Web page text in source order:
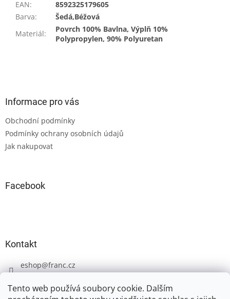
Tento web používá soubory cookie. Dalším
EAN:
8592325179605
Barva:
Šedá,Béžová
Materiál:
Povrch 100% Bavlna, Výplň 10%
Polypropylen, 90% Polyuretan
Informace pro vás
Obchodní podmínky
Podmínky ochrany osobních údajů
Jak nakupovat
Facebook
Kontakt
eshop@franc.cz